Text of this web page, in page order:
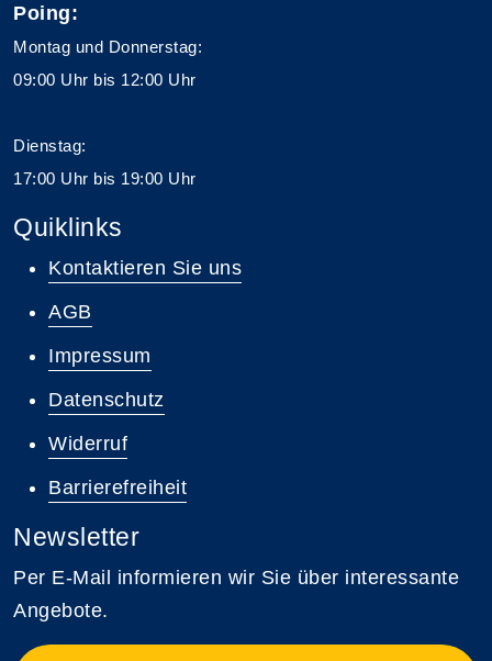
Poing:
Montag und Donnerstag:
09:00 Uhr bis 12:00 Uhr
Dienstag:
17:00 Uhr bis 19:00 Uhr
Quiklinks
Kontaktieren Sie uns
AGB
Impressum
Datenschutz
Widerruf
Barrierefreiheit
Newsletter
Per E-Mail informieren wir Sie über interessante
Angebote.